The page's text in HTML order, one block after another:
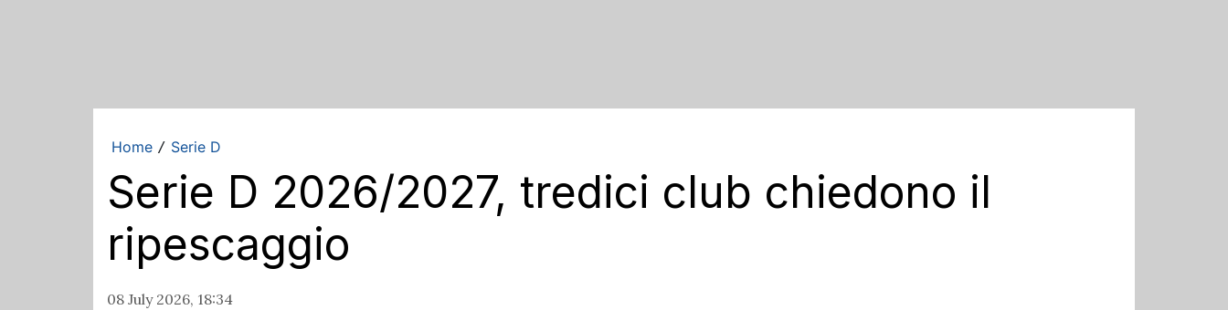
Home / Serie D
Serie D 2026/2027, tredici club chiedono il
ripescaggio
08 July 2026, 18:34